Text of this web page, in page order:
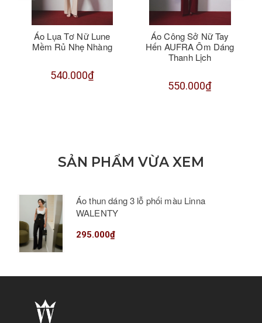
Áo Lụa Tơ Nữ Lune
Mềm Rủ Nhẹ Nhàng
540.000₫
Áo Công Sở Nữ Tay
Hến AUFRA Ôm Dáng
Thanh Lịch
550.000₫
SẢN PHẨM VỪA XEM
Áo thun dáng 3 lỗ phối màu Linna
WALENTY
295.000₫